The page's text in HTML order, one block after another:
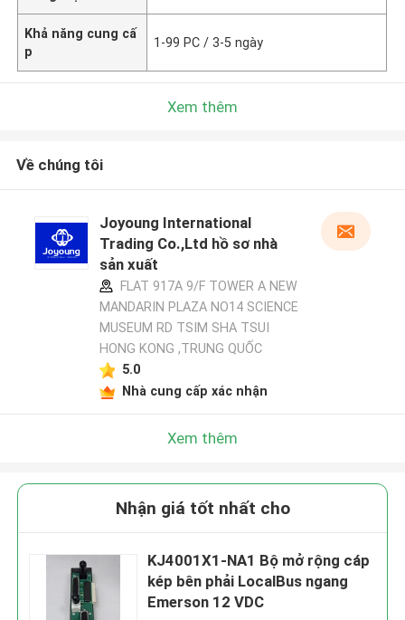
Khả năng cung cấ
p
1-99 PC / 3-5 ngày
Xem thêm
Về chúng tôi
Joyoung International
Trading Co.,Ltd hồ sơ nhà
sản xuất
FLAT 917A 9/F TOWER A NEW
MANDARIN PLAZA NO14 SCIENCE
MUSEUM RD TSIM SHA TSUI
HONG KONG ,TRUNG QUỐC
5.0
Nhà cung cấp xác nhận
Xem thêm
Nhận giá tốt nhất cho
KJ4001X1-NA1 Bộ mở rộng cáp
kép bên phải LocalBus ngang
Emerson 12 VDC